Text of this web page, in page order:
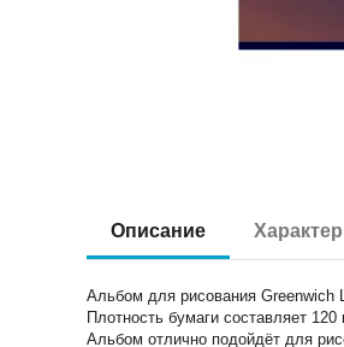
Описание
Альбом для рисования Greenwich
Плотность бумаги составляет 120
Альбом отлично подойдёт для